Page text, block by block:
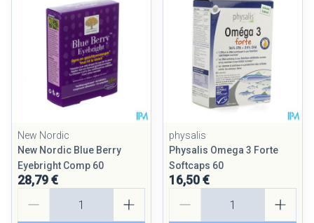
New Nordic
New Nordic Blue Berry
Eyebright Comp 60
28,79 €
physalis
Physalis Omega 3 Forte
Softcaps 60
16,50 €